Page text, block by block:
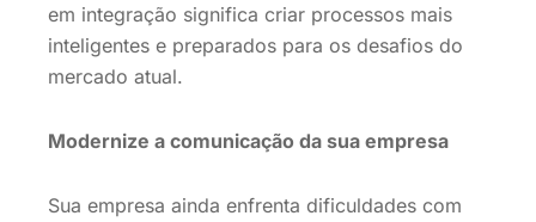
em integração significa criar processos mais
inteligentes e preparados para os desafios do
mercado atual.
Modernize a comunicação da sua empresa
Sua empresa ainda enfrenta dificuldades com